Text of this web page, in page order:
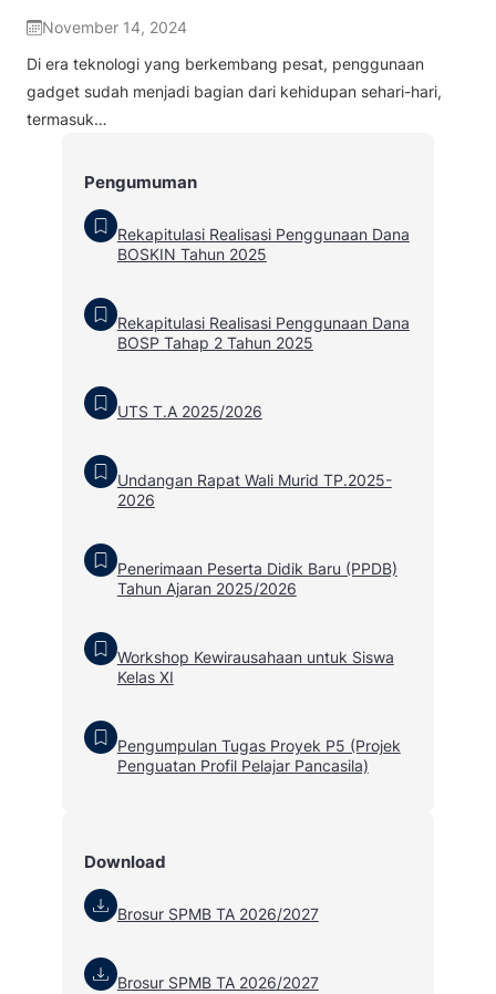
November 14, 2024
Di era teknologi yang berkembang pesat, penggunaan
gadget sudah menjadi bagian dari kehidupan sehari-hari,
termasuk…
Pengumuman
Rekapitulasi Realisasi Penggunaan Dana
BOSKIN Tahun 2025
Rekapitulasi Realisasi Penggunaan Dana
BOSP Tahap 2 Tahun 2025
UTS T.A 2025/2026
Undangan Rapat Wali Murid TP.2025-
2026
Penerimaan Peserta Didik Baru (PPDB)
Tahun Ajaran 2025/2026
Workshop Kewirausahaan untuk Siswa
Kelas XI
Pengumpulan Tugas Proyek P5 (Projek
Penguatan Profil Pelajar Pancasila)
Download
Brosur SPMB TA 2026/2027
Brosur SPMB TA 2026/2027